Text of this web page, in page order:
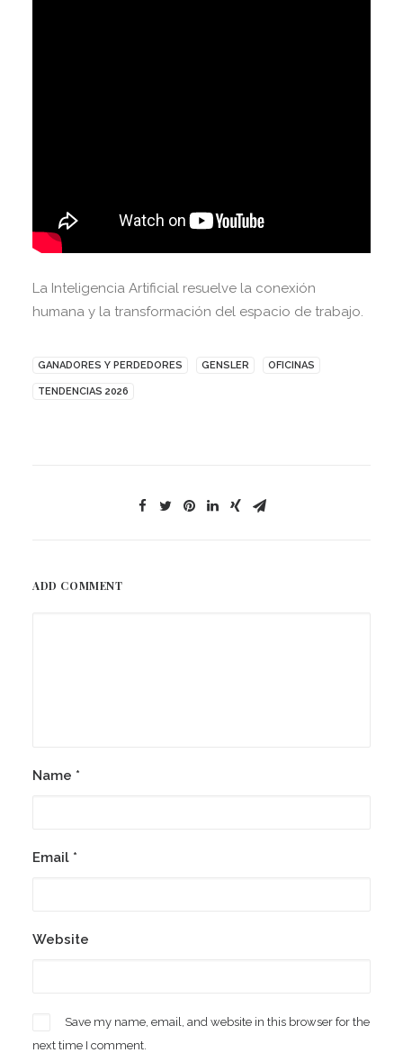
La Inteligencia Artificial resuelve la conexión
humana y la transformación del espacio de trabajo.
GANADORES Y PERDEDORES GENSLER OFICINAS
TENDENCIAS 2026
ADD COMMENT
Name *
Email *
Website
Save my name, email, and website in this browser for the
next time I comment.